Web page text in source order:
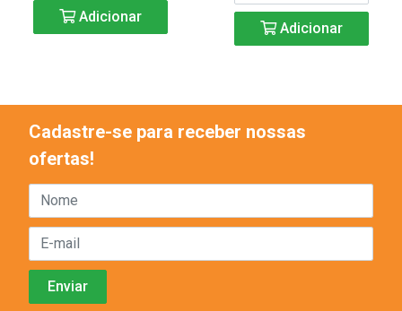
Adicionar
Adicionar
Cadastre-se para receber nossas
ofertas!